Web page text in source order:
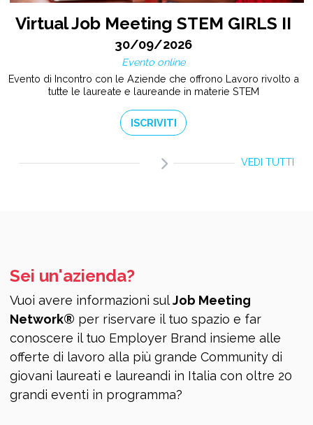
Virtual Job Meeting STEM GIRLS II
30/09/2026
Evento online
Evento di Incontro con le Aziende che offrono Lavoro rivolto a
tutte le laureate e laureande in materie STEM
ISCRIVITI
VEDI TUTTI
Sei un'azienda?
Vuoi avere informazioni sulJob Meeting
Network® per riservare il tuo spazio e far
conoscere il tuo Employer Brand insieme alle
offerte di lavoro alla più grande Community di
giovani laureati e laureandi in Italia con oltre 20
grandi eventi in programma?